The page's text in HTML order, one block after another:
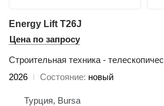
Energy Lift T26J
Цена по запросу
Строительная техника -
2026
Состояние новый
Турция, Bursa